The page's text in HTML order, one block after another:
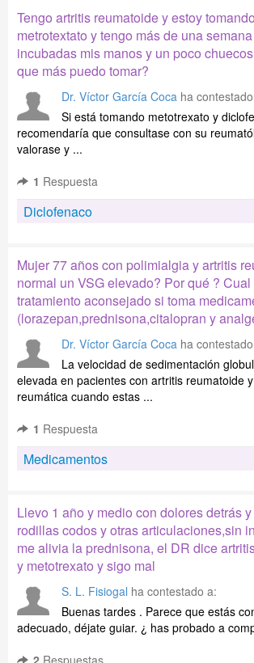
Tengo artritis reumatoide y estoy
metrotextato y tengo más de una
incubadas mis manos y un poco
que más puedo tomar?
Dr. Víctor García Coca ha
Si está tomando metotrexato y
recomendaría que consultase con su
valorase y ...
1 Respuesta
Diclofenaco
Mujer 77 años con polimialgia y artritis
normal un VSG elevado? Por qué ? Cual
tratamiento aconsejado si toma
(lorazepan,prednisona,citalopran y
Dr. Víctor García Coca ha
La velocidad de sedimentación
elevada en pacientes con artritis reumatoide
reumática cuando estas ...
1 Respuesta
Medicamentos
Llevo 1 año y medio con dolores detrás
rodillas codos y otras articulaciones,sin
me alivia la prednisona, el DR dice
y metotrexato y sigo mal
S. L. Fisiogal ha contestado a:
Buenas tardes . Parece que estás
adecuado, déjate guiar. ¿ has probado a
2 Respuestas